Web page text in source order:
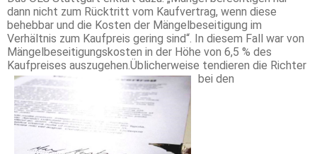
dann nicht zum Rücktritt vom Kaufvertrag, wenn diese
behebbar und die Kosten der Mängelbeseitigung im
Verhältnis zum Kaufpreis gering sind“. In diesem Fall war von
Mängelbeseitigungskosten in der Höhe von 6,5 % des
Kaufpreises auszugehen. Üblicherweise tendieren die Richter
bei den